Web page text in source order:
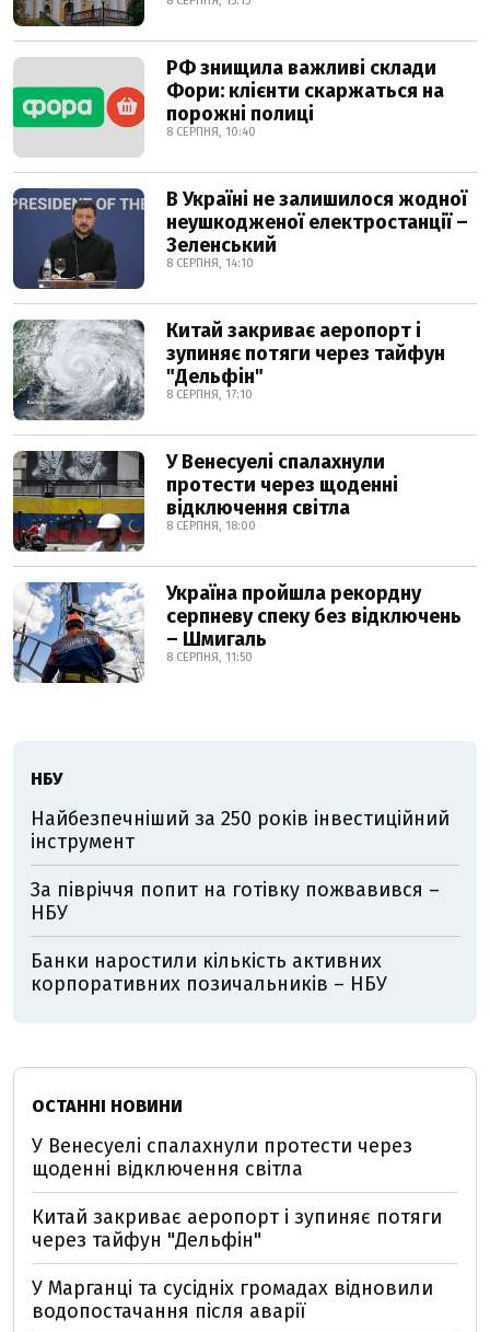
РФ знищила важливі склади
Фори: клієнти скаржаться на
порожні полиці
8 СЕРПНЯ, 10:40
В Україні не залишилося жодної
неушкодженої електростанції –
Зеленський
8 СЕРПНЯ, 14:10
Китай закриває аеропорт і
зупиняє потяги через тайфун
"Дельфін"
8 СЕРПНЯ, 17:10
У Венесуелі спалахнули
протести через щоденні
відключення світла
8 СЕРПНЯ, 18:00
Україна пройшла рекордну
серпневу спеку без відключень
– Шмигаль
8 СЕРПНЯ, 11:50
НБУ
Найбезпечніший за 250 років інвестиційний
інструмент
За півріччя попит на готівку пожвавився –
НБУ
Банки наростили кількість активних
корпоративних позичальників – НБУ
ОСТАННІ НОВИНИ
У Венесуелі спалахнули протести через
щоденні відключення світла
Китай закриває аеропорт і зупиняє потяги
через тайфун "Дельфін"
У Марганці та сусідніх громадах відновили
водопостачання після аварії